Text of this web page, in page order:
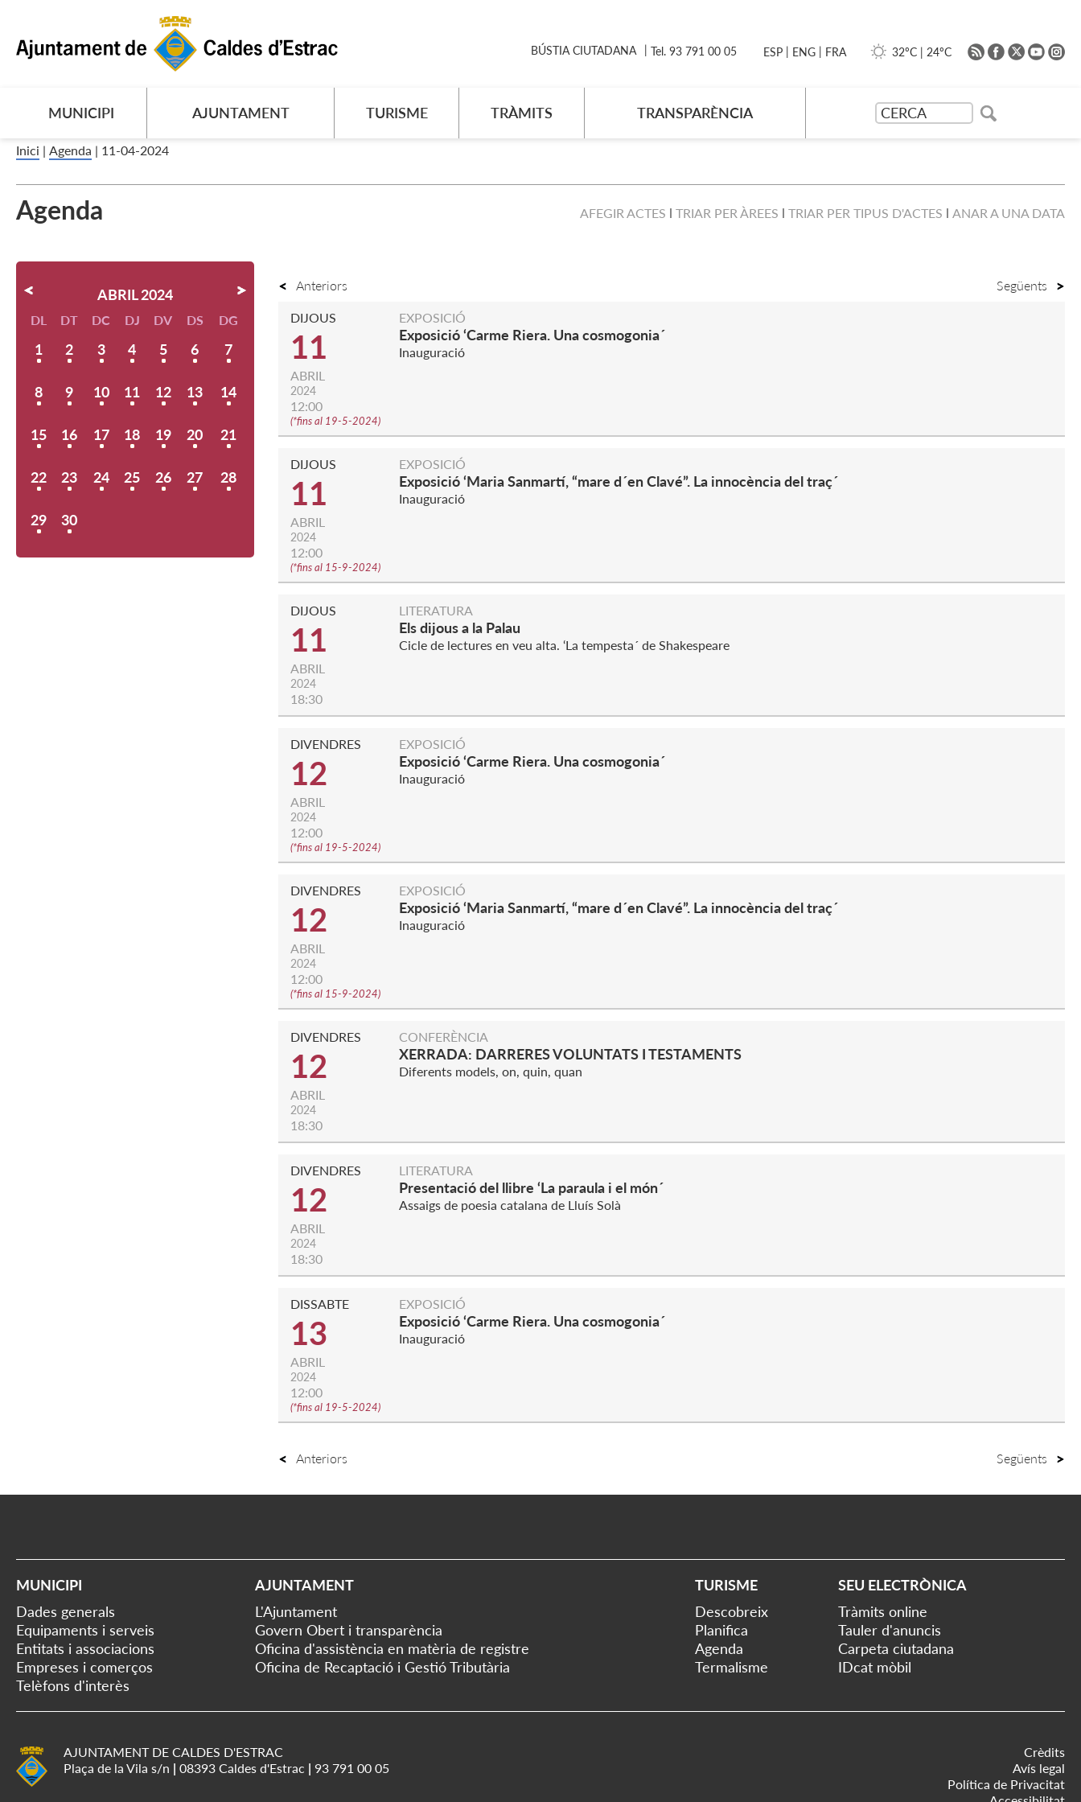
MUNICIPI AJUNTAMENT TURISME TRÀMITS TRANSPARÈNCIA
BÚSTIA CIUTADANA Tel. 93 791 00 05 ESP | ENG | FRA 32ºC | 24ºC
Inici | Agenda | 11-04-2024
Agenda AFEGIR ACTES TRIAR PER ÀREES TRIAR PER TIPUS D'ACTES ANAR A UNA DATA
ABRIL 2024
DL DT DC DJ DV DS DG
1 2 3 4 5 6 7
8 9 10 11 12 13 14
15 16 17 18 19 20 21
22 23 24 25 26 27 28
29 30
Anteriors Següents
DIJOUS
11
ABRIL
2024
12:00
(*fins al 19-5-2024)
EXPOSICIÓ
Exposició ‘Carme Riera. Una cosmogonia´
Inauguració
DIJOUS
11
ABRIL
2024
12:00
(*fins al 15-9-2024)
EXPOSICIÓ
Exposició ‘Maria Sanmartí, “mare d´en Clavé”. La innocència del traç´
Inauguració
DIJOUS
11
ABRIL
2024
18:30
LITERATURA
Els dijous a la Palau
Cicle de lectures en veu alta. ‘La tempesta´ de Shakespeare
DIVENDRES
12
ABRIL
2024
12:00
(*fins al 19-5-2024)
EXPOSICIÓ
Exposició ‘Carme Riera. Una cosmogonia´
Inauguració
DIVENDRES
12
ABRIL
2024
12:00
(*fins al 15-9-2024)
EXPOSICIÓ
Exposició ‘Maria Sanmartí, “mare d´en Clavé”. La innocència del traç´
Inauguració
DIVENDRES
12
ABRIL
2024
18:30
CONFERÈNCIA
XERRADA: DARRERES VOLUNTATS I TESTAMENTS
Diferents models, on, quin, quan
DIVENDRES
12
ABRIL
2024
18:30
LITERATURA
Presentació del llibre ‘La paraula i el món´
Assaigs de poesia catalana de Lluís Solà
DISSABTE
13
ABRIL
2024
12:00
(*fins al 19-5-2024)
EXPOSICIÓ
Exposició ‘Carme Riera. Una cosmogonia´
Inauguració
Anteriors Següents
MUNICIPI
Dades generals
Equipaments i serveis
Entitats i associacions
Empreses i comerços
Telèfons d'interès
AJUNTAMENT
L'Ajuntament
Govern Obert i transparència
Oficina d'assistència en matèria de registre
Oficina de Recaptació i Gestió Tributària
TURISME
Descobreix
Planifica
Agenda
Termalisme
SEU ELECTRÒNICA
Tràmits online
Tauler d'anuncis
Carpeta ciutadana
IDcat mòbil
AJUNTAMENT DE CALDES D'ESTRAC
Plaça de la Vila s/n | 08393 Caldes d'Estrac | 93 791 00 05
Crèdits
Avís legal
Política de Privacitat